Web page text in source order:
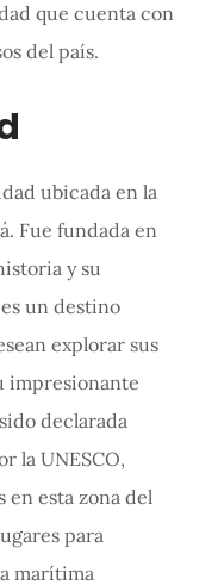
que cuenta con
del país.
ubicada en la
Fue fundada en
y su
un destino
explorar sus
impresionante
declarada
la UNESCO,
en esta zona del
para
marítima